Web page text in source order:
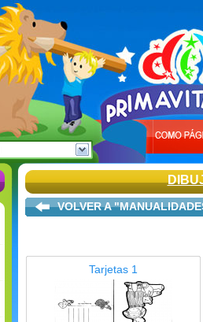
VOLVER A
Tarjetas 1